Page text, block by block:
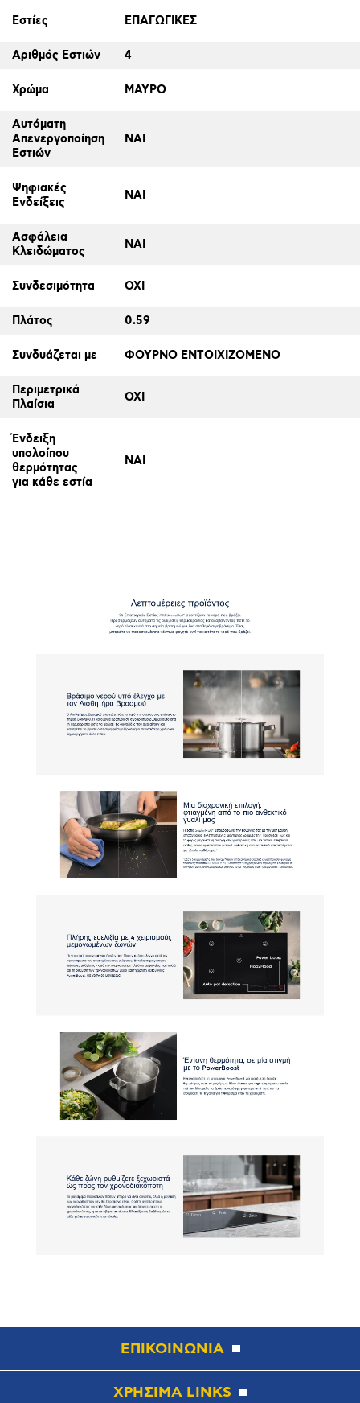
Εστίες ΕΠΑΓΩΓΙΚΕΣ
Αριθμός Εστιών 4
Χρώμα ΜΑΥΡΟ
Αυτόματη
Απενεργοποίηση
Εστιών
ΝΑΙ
Ψηφιακές
Ενδείξεις
ΝΑΙ
Ασφάλεια
Κλειδώματος
ΝΑΙ
Συνδεσιμότητα ΟΧΙ
Πλάτος 0.59
Συνδυάζεται με ΦΟΥΡΝΟ ΕΝΤΟΙΧΙΖΟΜΕΝΟ
Περιμετρικά
Πλαίσια
ΟΧΙ
Ένδειξη
υπολοίπου
θερμότητας
για κάθε εστία
ΝΑΙ
ΕΠΙΚΟΙΝΩΝΙΑ
ΧΡΗΣΙΜΑ LINKS